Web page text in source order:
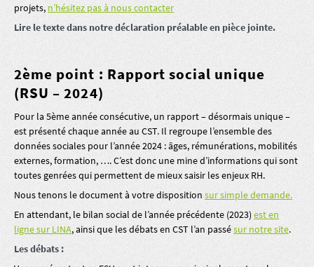
projets, n’hésitez pas à nous contacter
Lire le texte dans notre déclaration préalable en pièce jointe.
2ème point : Rapport social unique
(RSU – 2024)
Pour la 5ème année consécutive, un rapport – désormais unique –
est présenté chaque année au CST. Il regroupe l’ensemble des
données sociales pour l’année 2024 : âges, rémunérations, mobilités
externes, formation, …. C’est donc une mine d’informations qui sont
toutes genrées qui permettent de mieux saisir les enjeux RH.
Nous tenons le document à votre disposition sur simple demande.
En attendant, le bilan social de l’année précédente (2023)est en
ligne sur LINA, ainsi que les débats en CST l’an passésur notre site.
Les débats :